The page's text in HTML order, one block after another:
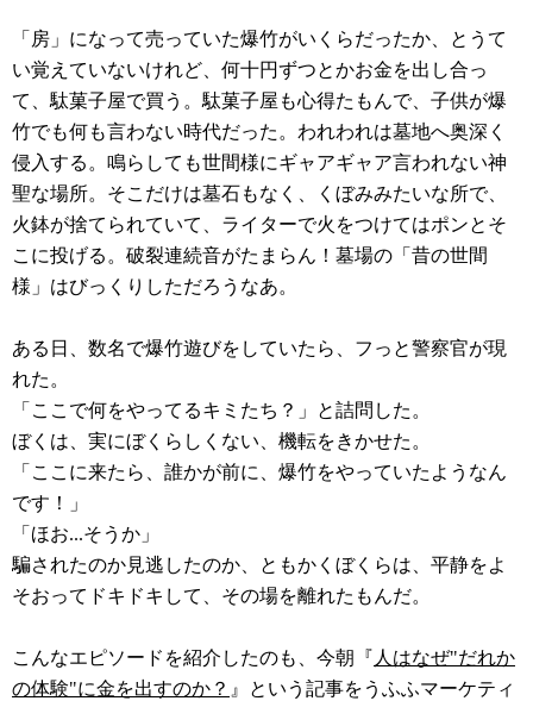
「房」になって売っていた爆竹がいくらだったか、とうて
い覚えていないけれど、何十円ずつとかお金を出し合っ
て、駄菓子屋で買う。駄菓子屋も心得たもんで、子供が爆
竹でも何も言わない時代だった。われわれは墓地へ奥深く
侵入する。鳴らしても世間様にギャアギャア言われない神
聖な場所。そこだけは墓石もなく、くぼみみたいな所で、
火鉢が捨てられていて、ライターで火をつけてはポンとそ
こに投げる。破裂連続音がたまらん！墓場の「昔の世間
様」はびっくりしただろうなあ。
ある日、数名で爆竹遊びをしていたら、フっと警察官が現
れた。
「ここで何をやってるキミたち？」と詰問した。
ぼくは、実にぼくらしくない、機転をきかせた。
「ここに来たら、誰かが前に、爆竹をやっていたようなん
です！」
「ほお...そうか」
騙されたのか見逃したのか、ともかくぼくらは、平静をよ
そおってドキドキして、その場を離れたもんだ。
こんなエピソードを紹介したのも、今朝『 人はなぜ"だれか
の体験"に金を出すのか？ 』という記事をうふふマーケティ